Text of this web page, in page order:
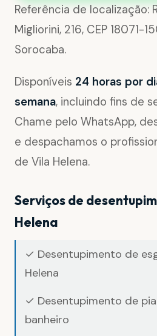
Referência de localização:
Migliorini, 216, CEP 18071-
Sorocaba.
Disponíveis 24 horas por
semana, incluindo fins de
Chame pelo WhatsApp,
e despachamos o
de Vila Helena.
Serviços de
Helena
✓ Desentupimento de
Helena
✓ Desentupimento de
banheiro